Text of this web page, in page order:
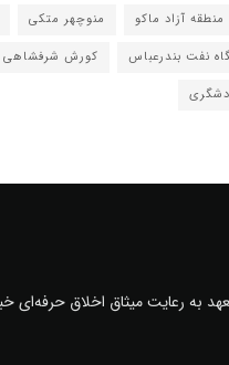
منطقه آزاد ماکو منوچهر متکی
نفت بندرعباس
کورش شرفشاهی
به رعایت میثاق اخلاق حرفه‌ای